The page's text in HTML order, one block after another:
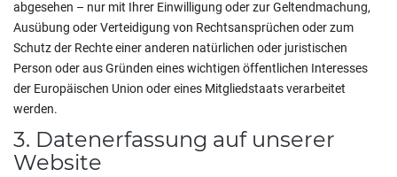
abgesehen – nur mit Ihrer Einwilligung oder zur Geltendmachung,
Ausübung oder Verteidigung von Rechtsansprüchen oder zum
Schutz der Rechte einer anderen natürlichen oder juristischen
Person oder aus Gründen eines wichtigen öffentlichen Interesses
der Europäischen Union oder eines Mitgliedstaats verarbeitet
werden.
3. Datenerfassung auf unserer
Website